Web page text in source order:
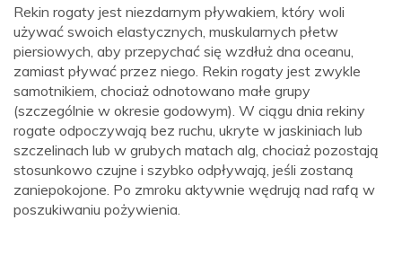
Rekin rogaty jest niezdarnym pływakiem, który woli
używać swoich elastycznych, muskularnych płetw
piersiowych, aby przepychać się wzdłuż dna oceanu,
zamiast pływać przez niego. Rekin rogaty jest zwykle
samotnikiem, chociaż odnotowano małe grupy
(szczególnie w okresie godowym). W ciągu dnia rekiny
rogate odpoczywają bez ruchu, ukryte w jaskiniach lub
szczelinach lub w grubych matach alg, chociaż pozostają
stosunkowo czujne i szybko odpływają, jeśli zostaną
zaniepokojone. Po zmroku aktywnie wędrują nad rafą w
poszukiwaniu pożywienia.